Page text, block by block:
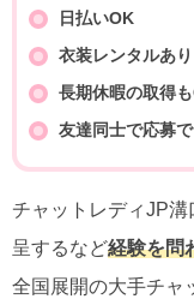
日払いOK
衣装レンタルあり
長期休暇の取得
友達同士で応募
チャットレディJP
呈するなど経験を問
全国展開の大手チャ